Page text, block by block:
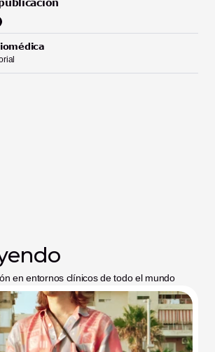
en entornos clínicos de todo el mundo